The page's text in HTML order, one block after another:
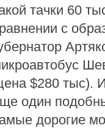
тачки 60
с
$280 тыс).
один
дорогие